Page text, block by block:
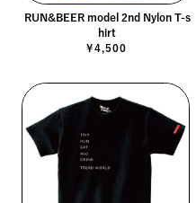
RUN&BEER model 2nd Nylon T-s
hirt
¥4,500